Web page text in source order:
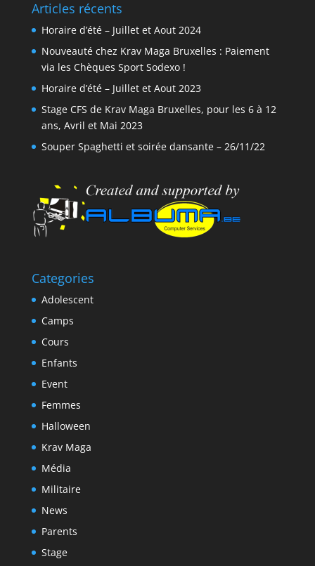
Articles récents
Horaire d’été – Juillet et Aout 2024
Nouveauté chez Krav Maga Bruxelles : Paiement
via les Chèques Sport Sodexo !
Horaire d’été – Juillet et Aout 2023
Stage CFS de Krav Maga Bruxelles, pour les 6 à 12
ans, Avril et Mai 2023
Souper Spaghetti et soirée dansante – 26/11/22
Categories
Adolescent
Camps
Cours
Enfants
Event
Femmes
Halloween
Krav Maga
Média
Militaire
News
Parents
Stage